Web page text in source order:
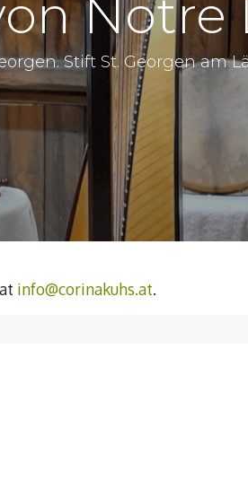
Notre
Stift St. Georgen am
info@corinakuhs.at.